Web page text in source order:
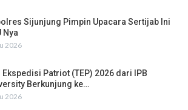
Sijunjung Pimpin Upacara Sertijab Ini
Nya
2026
Ekspedisi Patriot (TEP) 2026 dari IPB
Berkunjung ke…
2026